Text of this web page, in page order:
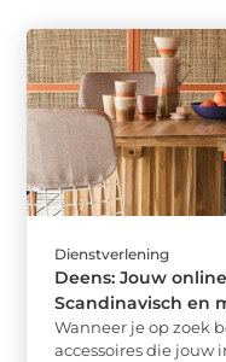
Dienstverlening
Deens: Jouw
Scandinavisch en
Wanneer je op zoek
accessoires die jouw